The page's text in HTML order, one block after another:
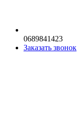
0689841423
Заказать звонок